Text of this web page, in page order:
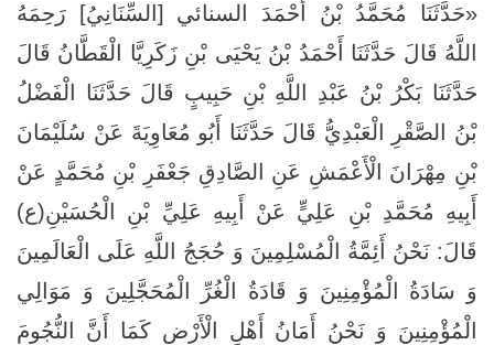
«حَدَّثَنَا مُحَمَّدُ بْنُ أَحْمَدَ السنائي [السِّنَانِيُ‏] رَحِمَهُ
اللَّهُ قَالَ حَدَّثَنَا أَحْمَدُ بْنُ يَحْيَى بْنِ زَكَرِيَّا الْقَطَّانُ قَالَ
حَدَّثَنَا بَكْرُ بْنُ عَبْدِ اللَّهِ بْنِ حَبِيبٍ قَالَ حَدَّثَنَا الْفَضْلُ
بْنُ الصَّقْرِ الْعَبْدِيُّ قَالَ حَدَّثَنَا أَبُو مُعَاوِيَةَ عَنْ سُلَيْمَانَ
بْنِ مِهْرَانَ الْأَعْمَشِ عَنِ الصَّادِقِ جَعْفَرِ بْنِ مُحَمَّدٍ عَنْ
أَبِيهِ مُحَمَّدِ بْنِ عَلِيٍّ عَنْ أَبِيهِ عَلِيِّ بْنِ الْحُسَيْنِ(ع)
قَالَ: نَحْنُ أَئِمَّةُ الْمُسْلِمِينَ وَ حُجَجُ اللَّهِ عَلَى الْعَالَمِينَ
وَ سَادَةُ الْمُؤْمِنِينَ وَ قَادَةُ الْغُرِّ الْمُحَجَّلِينَ وَ مَوَالِي
الْمُؤْمِنِينَ وَ نَحْنُ أَمَانُ أَهْلِ الْأَرْضِ كَمَا أَنَّ النُّجُومَ